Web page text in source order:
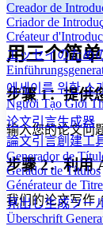
Creador de
Criador de
Créateur
エッセイのため
에세이를 위한 소
Người Tạo Giới
论文引言生成器
論文引言創建工
Generador de
Gerador de Títulos
Générateur de
見出し生成ツー
Überschrift
用三个简
步骤 1：提供
输入您的论文问
步骤 2：利用
我们的论文写作